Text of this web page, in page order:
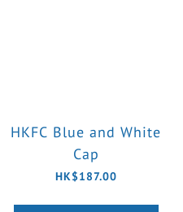
HKFC Blue and White
Cap
HK$187.00